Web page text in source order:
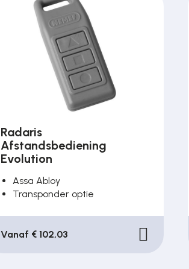
Radaris
Afstandsbediening
Evolution
Assa Abloy
Transponder optie
Vanaf € 102,03